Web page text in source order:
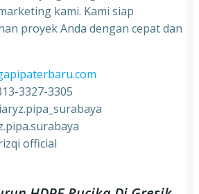
kami. Kami siap
proyek Anda dengan cepat dan
3327-3305
official